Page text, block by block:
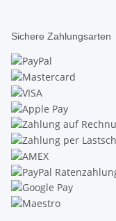
Sichere Zahlungsarten